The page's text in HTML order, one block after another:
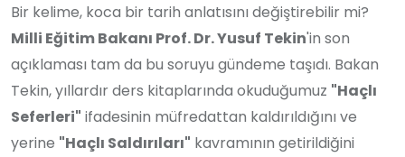
Bir kelime, koca bir tarih anlatısını değiştirebilir mi?
Milli Eğitim Bakanı Prof. Dr. Yusuf Tekin'in son
açıklaması tam da bu soruyu gündeme taşıdı. Bakan
Tekin, yıllardır ders kitaplarında okuduğumuz "Haçlı
Seferleri" ifadesinin müfredattan kaldırıldığını ve
yerine "Haçlı Saldırıları" kavramının getirildiğini